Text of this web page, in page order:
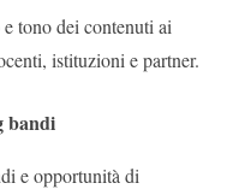
tono dei contenuti ai
istituzioni e partner.
bandi
e opportunità di